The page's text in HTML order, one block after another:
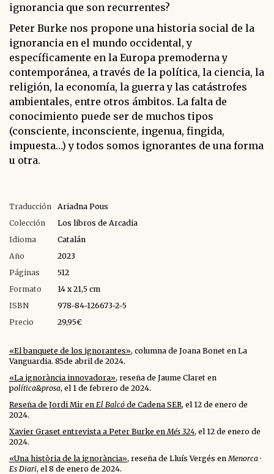
ignorancia que son recurrentes?
Peter Burke nos propone una historia social de la
ignorancia en el mundo occidental, y
específicamente en la Europa premoderna y
contemporánea, a través de la política, la ciencia, la
religión, la economía, la guerra y las catástrofes
ambientales, entre otros ámbitos. La falta de
conocimiento puede ser de muchos tipos
(consciente, inconsciente, ingenua, fingida,
impuesta…) y todos somos ignorantes de una forma
u otra.
Traducción
Ariadna Pous
Colección
Los libros de Arcadia
Idioma
Catalán
Año
2023
Páginas
512
Formato
14 x 21,5 cm
ISBN
978-84-126673-2-5
Precio
29,95€
«El banquete de los ignorantes», columna de Joana Bonet en La
Vanguardia. 85de abril de 2024.
«La ignorància innovadora», reseña de Jaume Claret en
política&prosa, el 1 de febrero de 2024.
Reseña de Jordi Mir en El Balcó de Cadena SER, el 12 de enero de
2024.
Xavier Graset entrevista a Peter Burke en Més 324, el 12 de enero de
2024.
«Una història de la ignorància», reseña de Lluís Vergés en Menorca ·
Es Diari, el 8 de enero de 2024.